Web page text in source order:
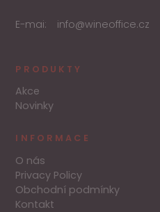
E-mai: info@wineoffice.cz
PRODUKTY
Akce
Novinky
INFORMACE
O nás
Privacy Policy
Obchodní podmínky
Kontakt